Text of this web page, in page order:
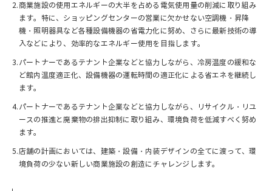
2.商業施設の使用エネルギーの大半を占める電気使用量の削減に取り組み
ます。特に、ショッピングセンターの営業に欠かせない空調機・昇降
機・照明器具など各種設備機器の省電力化に努め、さらに最新技術の導
入などにより、効率的なエネルギー使用を目指します。
3. パートナーであるテナント企業などと協力しながら、冷房温度の緩和な
ど館内温度適正化、設備機器の運転時間の適正化による省エネを継続し
ます。
4. パートナーであるテナント企業などと協力しながら、リサイクル・リユ
ースの推進と廃棄物の排出抑制に取り組み、環境負荷を低減すべく努め
ます。
5.店舗の計画においては、建築・設備・内装デザインの全てに渡って、環
境負荷の少ない新しい商業施設の創造にチャレンジします。